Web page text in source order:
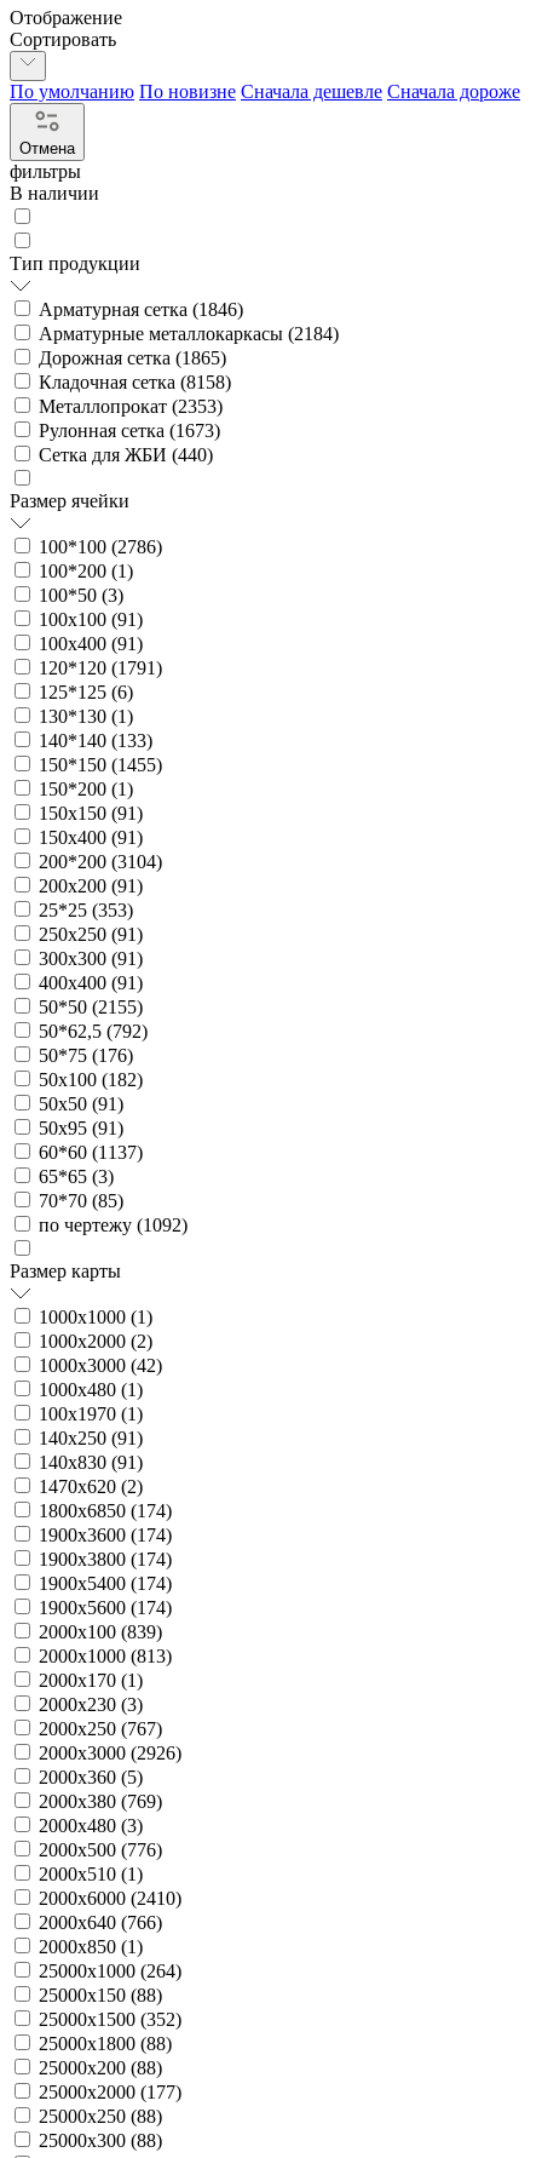
Отображение
Сортировать
По умолчанию По новизне Сначала дешевле Сначала дороже
Отмена
фильтры
В наличии
Тип продукции
Арматурная сетка (1846)
Арматурные металлокаркасы (2184)
Дорожная сетка (1865)
Кладочная сетка (8158)
Металлопрокат (2353)
Рулонная сетка (1673)
Сетка для ЖБИ (440)
Размер ячейки
100*100 (2786)
100*200 (1)
100*50 (3)
100х100 (91)
100х400 (91)
120*120 (1791)
125*125 (6)
130*130 (1)
140*140 (133)
150*150 (1455)
150*200 (1)
150х150 (91)
150х400 (91)
200*200 (3104)
200х200 (91)
25*25 (353)
250х250 (91)
300х300 (91)
400х400 (91)
50*50 (2155)
50*62,5 (792)
50*75 (176)
50х100 (182)
50х50 (91)
50х95 (91)
60*60 (1137)
65*65 (3)
70*70 (85)
по чертежу (1092)
Размер карты
1000х1000 (1)
1000х2000 (2)
1000х3000 (42)
1000х480 (1)
100х1970 (1)
140х250 (91)
140х830 (91)
1470х620 (2)
1800х6850 (174)
1900х3600 (174)
1900х3800 (174)
1900х5400 (174)
1900х5600 (174)
2000х100 (839)
2000х1000 (813)
2000х170 (1)
2000х230 (3)
2000х250 (767)
2000х3000 (2926)
2000х360 (5)
2000х380 (769)
2000х480 (3)
2000х500 (776)
2000х510 (1)
2000х6000 (2410)
2000х640 (766)
2000х850 (1)
25000х1000 (264)
25000х150 (88)
25000х1500 (352)
25000х1800 (88)
25000х200 (88)
25000х2000 (177)
25000х250 (88)
25000х300 (88)